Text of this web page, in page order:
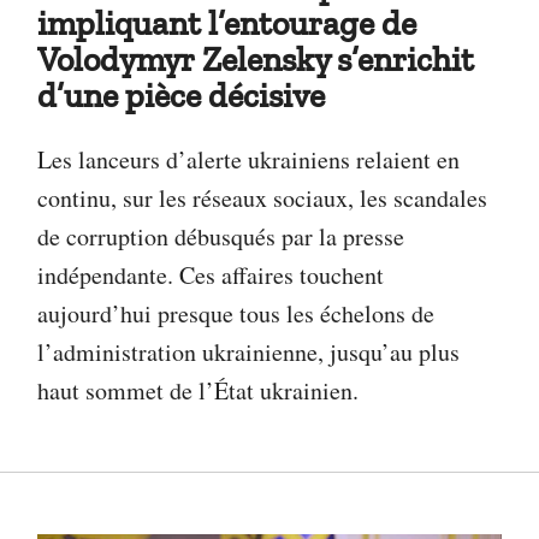
impliquant l’entourage de
Volodymyr Zelensky s’enrichit
d’une pièce décisive
Les lanceurs d’alerte ukrainiens relaient en
continu, sur les réseaux sociaux, les scandales
de corruption débusqués par la presse
indépendante. Ces affaires touchent
aujourd’hui presque tous les échelons de
l’administration ukrainienne, jusqu’au plus
haut sommet de l’État ukrainien.